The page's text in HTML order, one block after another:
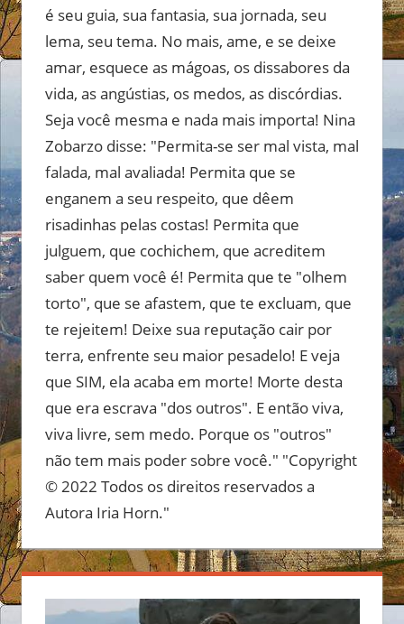
é seu guia, sua fantasia, sua jornada, seu
lema, seu tema. No mais, ame, e se deixe
amar, esquece as mágoas, os dissabores da
vida, as angústias, os medos, as discórdias.
Seja você mesma e nada mais importa! Nina
Zobarzo disse: "Permita-se ser mal vista, mal
falada, mal avaliada! Permita que se
enganem a seu respeito, que dêem
risadinhas pelas costas! Permita que
julguem, que cochichem, que acreditem
saber quem você é! Permita que te "olhem
torto", que se afastem, que te excluam, que
te rejeitem! Deixe sua reputação cair por
terra, enfrente seu maior pesadelo! E veja
que SIM, ela acaba em morte! Morte desta
que era escrava "dos outros". E então viva,
viva livre, sem medo. Porque os "outros"
não tem mais poder sobre você." "Copyright
© 2022 Todos os direitos reservados a
Autora Iria Horn."